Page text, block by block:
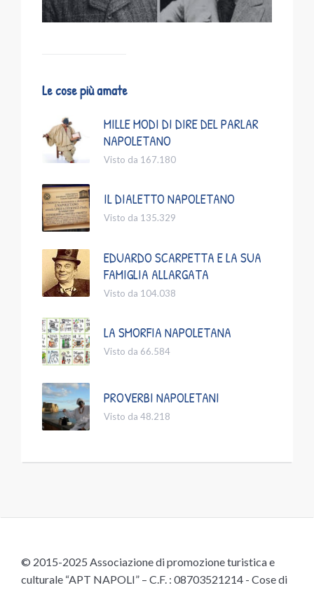
Le cose più amate
MILLE MODI DI DIRE DEL PARLAR
NAPOLETANO
Visto da 167.180
IL DIALETTO NAPOLETANO
Visto da 135.329
EDUARDO SCARPETTA E LA SUA
FAMIGLIA ALLARGATA
Visto da 104.038
LA SMORFIA NAPOLETANA
Visto da 66.584
PROVERBI NAPOLETANI
Visto da 48.218
© 2015-2025 Associazione di promozione turistica e
culturale “APT NAPOLI” – C.F. : 08703521214 - Cose di